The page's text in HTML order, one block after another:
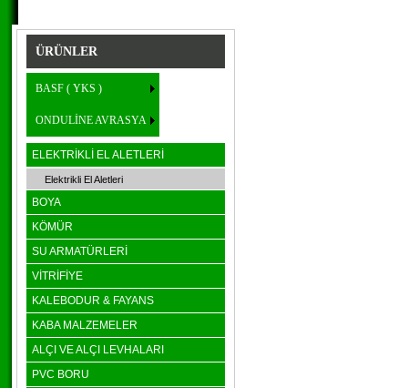
ÜRÜNLER
BASF ( YKS )
ONDULİNE AVRASYA
ELEKTRİKLİ EL ALETLERİ
Elektrikli El Aletleri
BOYA
KÖMÜR
SU ARMATÜRLERİ
VİTRİFİYE
KALEBODUR & FAYANS
KABA MALZEMELER
ALÇI VE ALÇI LEVHALARI
PVC BORU